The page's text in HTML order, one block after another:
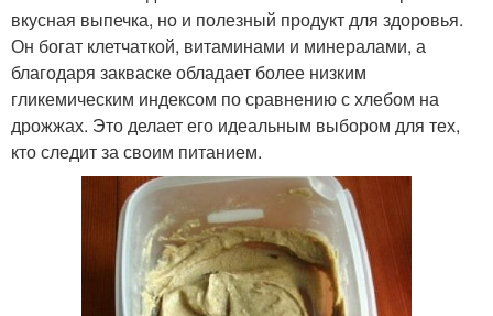
вкусная выпечка, но и полезный продукт для здоровья.
Он богат клетчаткой, витаминами и минералами, а
благодаря закваске обладает более низким
гликемическим индексом по сравнению с хлебом на
дрожжах. Это делает его идеальным выбором для тех,
кто следит за своим питанием.